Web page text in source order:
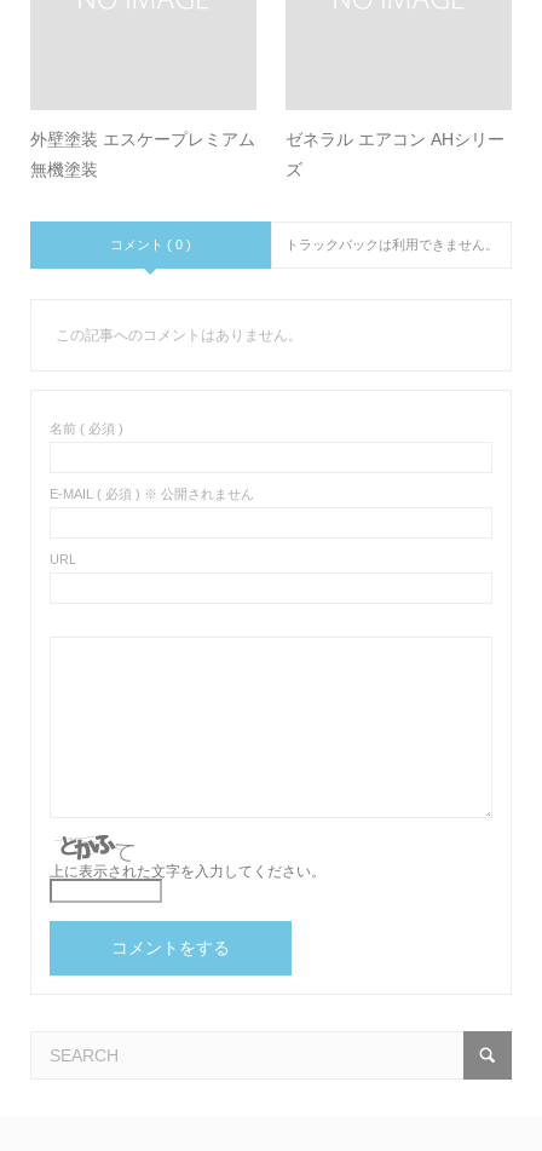
外壁塗装 エスケープレミアム
無機塗装
ゼネラル エアコン AHシリー
ズ
コメント ( 0 ) トラックバックは利用できません。
この記事へのコメントはありません。
名前 ( 必須 )
E-MAIL ( 必須 ) ※ 公開されません
URL
上に表示された文字を入力してください。